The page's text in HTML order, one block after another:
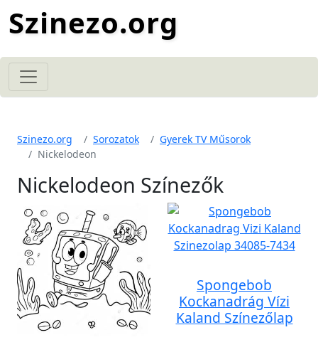
Szinezo.org
Szinezo.org Sorozatok
Gyerek TV Műsorok
Nickelodeon
Nickelodeon Színezők
Spongebob
Kockanadrág Vízi
Kaland Színezőlap